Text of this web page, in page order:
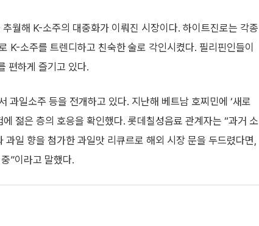
월해 K-소주의 대중화가 이뤄진 시장이다. 하이트진로는 각종
K-소주를 트렌디하고 친숙한 술로 각인시켰다. 필리핀인들이
편하게 즐기고 있다.
과일소주 등을 전개하고 있다. 지난해 베트남 호찌민에 ‘새로
젊은 층의 호응을 확인했다. 롯데칠성음료 관계자는 “과거 소
일 향을 첨가한 과일맛 리큐르로 해외 시장 문을 두드렸다면,
”이라고 말했다.